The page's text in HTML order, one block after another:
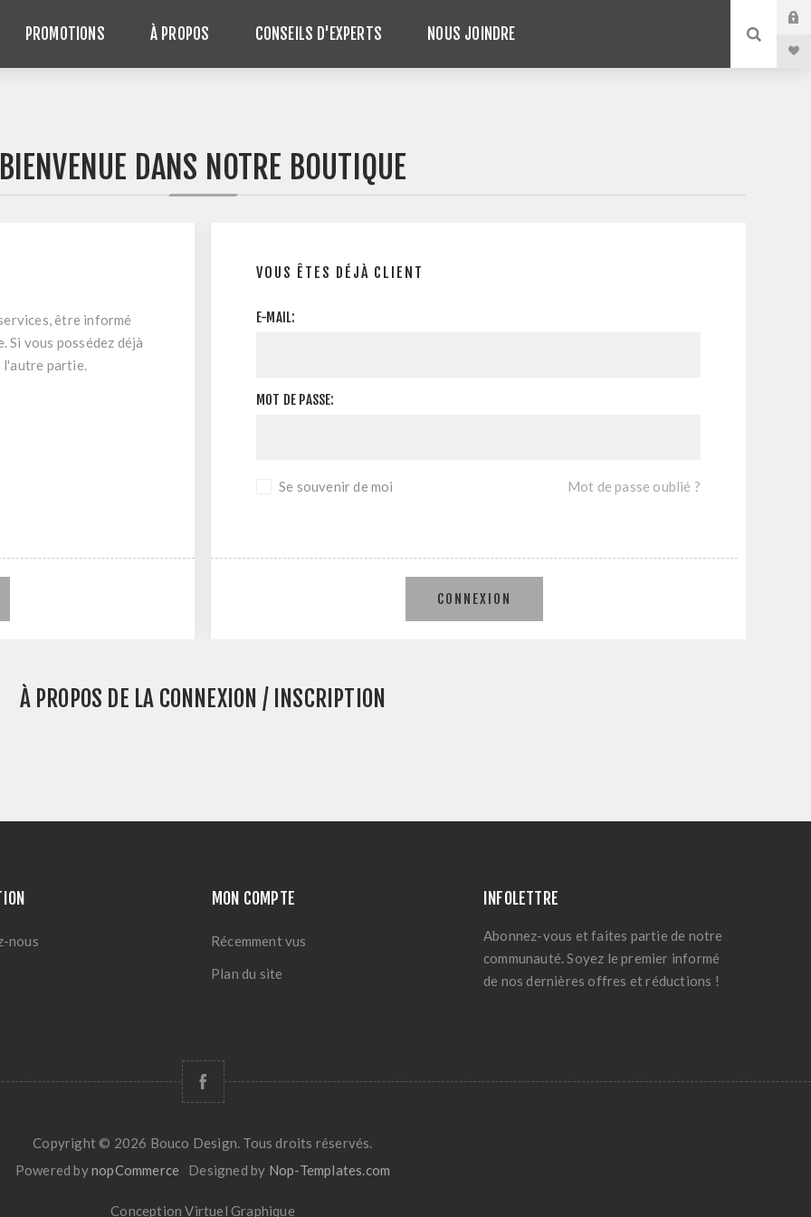
PROMOTIONS À PROPOS CONSEILS D'EXPERTS NOUS JOINDRE
BIENVENUE DANS NOTRE BOUTIQUE
être informé
Si vous possédez déjà
l'autre partie.
VOUS ÊTES DÉJÀ CLIENT
E-MAIL:
MOT DE PASSE:
Se souvenir de moi Mot de passe oublié ?
CONNEXION
À PROPOS DE LA CONNEXION / INSCRIPTION
nous
MON COMPTE
Récemment vus
Plan du site
INFOLETTRE
Abonnez-vous et faites partie de notre
communauté. Soyez le premier informé
de nos dernières offres et réductions !
Copyright © 2026 Bouco Design. Tous droits réservés.
Powered bynopCommerce Designed by Nop-Templates.com
ConceptionVirtuel Graphique